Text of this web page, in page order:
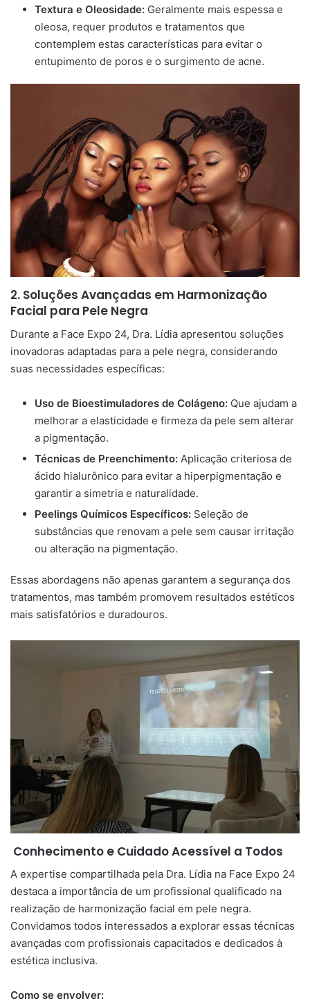
Textura e Oleosidade: Geralmente mais espessa e
oleosa, requer produtos e tratamentos que
contemplem estas características para evitar o
entupimento de poros e o surgimento de acne.
2. Soluções Avançadas em Harmonização
Facial para Pele Negra
Durante a Face Expo 24, Dra. Lídia apresentou soluções
inovadoras adaptadas para a pele negra, considerando
suas necessidades específicas:
Uso de Bioestimuladores de Colágeno: Que ajudam a
melhorar a elasticidade e firmeza da pele sem alterar
a pigmentação.
Técnicas de Preenchimento: Aplicação criteriosa de
ácido hialurônico para evitar a hiperpigmentação e
garantir a simetria e naturalidade.
Peelings Químicos Específicos: Seleção de
substâncias que renovam a pele sem causar irritação
ou alteração na pigmentação.
Essas abordagens não apenas garantem a segurança dos
tratamentos, mas também promovem resultados estéticos
mais satisfatórios e duradouros.
Conhecimento e Cuidado Acessível a Todos
A expertise compartilhada pela Dra. Lídia na Face Expo 24
destaca a importância de um profissional qualificado na
realização de harmonização facial em pele negra.
Convidamos todos interessados a explorar essas técnicas
avançadas com profissionais capacitados e dedicados à
estética inclusiva.
Como se envolver: